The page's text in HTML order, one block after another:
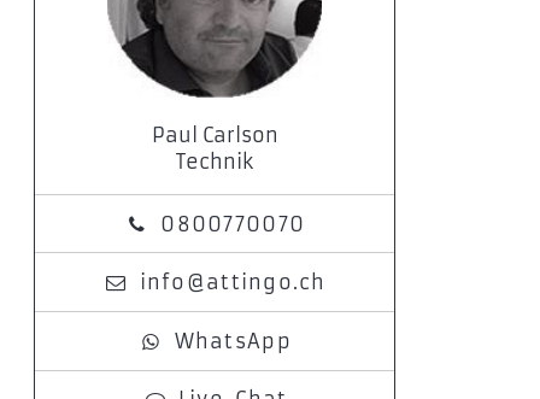
Paul Carlson
Technik
0800770070
info@attingo.ch
WhatsApp